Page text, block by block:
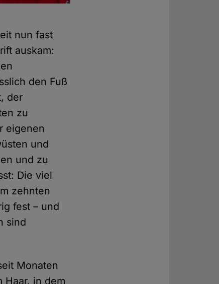
nun fast
auskam:
den Fuß
der
zu
eigenen
und
und zu
Die viel
zehnten
fest – und
sind
Monaten
Haar, in dem